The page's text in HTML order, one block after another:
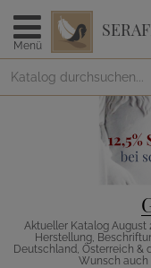
Menü
Aktueller Katalog August
Herstellung,
Deutschland, Österreich &
Wunsch auch